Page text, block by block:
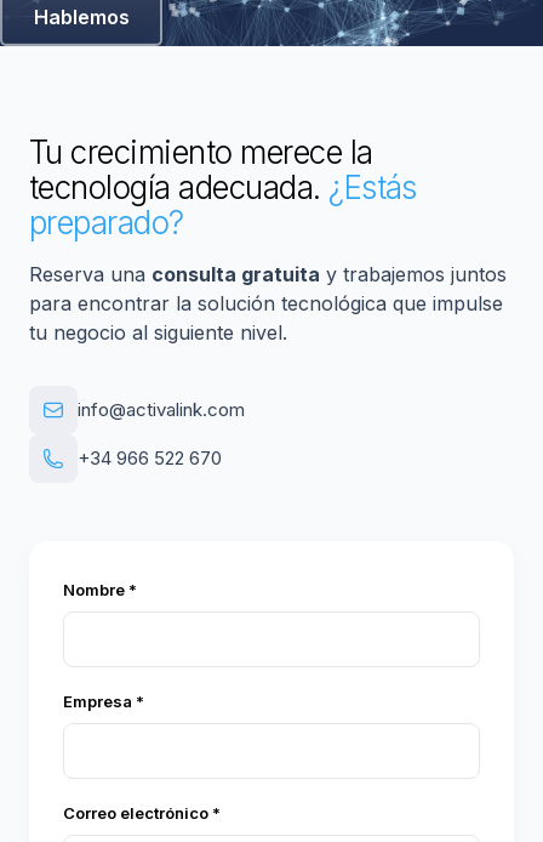
Hablemos
Tu crecimiento merece la
tecnología adecuada. ¿Estás
preparado?
Reserva una consulta gratuita y trabajemos juntos
para encontrar la solución tecnológica que impulse
tu negocio al siguiente nivel.
info@activalink.com
+34 966 522 670
Nombre *
Empresa *
Correo electrónico *